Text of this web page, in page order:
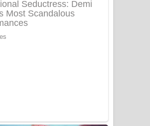
Apa Hamuwee Song Lyrics - අප හමුවී
ගීතයේ පද පෙළ